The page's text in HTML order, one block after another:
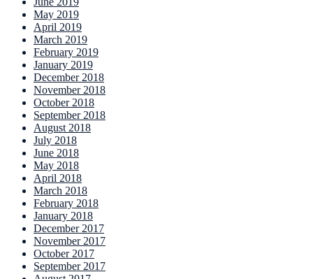
May 2019
April 2019
March 2019
February 2019
January 2019
December 2018
November 2018
October 2018
September 2018
August 2018
July 2018
June 2018
May 2018
April 2018
March 2018
February 2018
January 2018
December 2017
November 2017
October 2017
September 2017